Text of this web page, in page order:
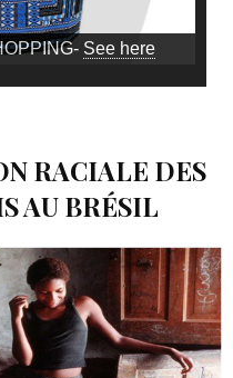
See here
RACIALE DES
AU BRÉSIL